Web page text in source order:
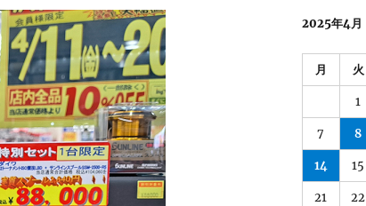
2025年4月
月 火
1
7 8
14 15
21 22